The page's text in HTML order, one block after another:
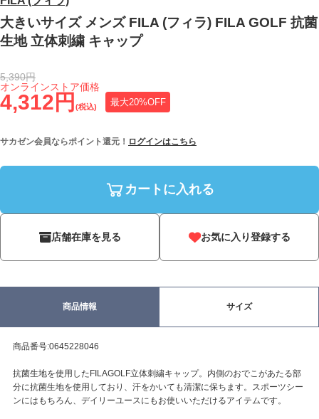
大きいサイズ メンズ FILA (フィラ) FILA GOLF 抗菌
生地 立体刺繍 キャップ
4,312円 (税込) 最大20%OFF
オンラインストア価格
5,390円
サカゼン会員ならポイント還元！ ログインはこちら
カートに入れる
店舗在庫を見る お気に入り登録する
商品情報 サイズ
商品番号:0645228046
抗菌生地を使用したFILAGOLF立体刺繍キャップ。内側のおでこがあたる部
分に抗菌生地を使用しており、汗をかいても清潔に保ちます。スポーツシー
ンにはもちろん、デイリーユースにもお使いいただけるアイテムです。